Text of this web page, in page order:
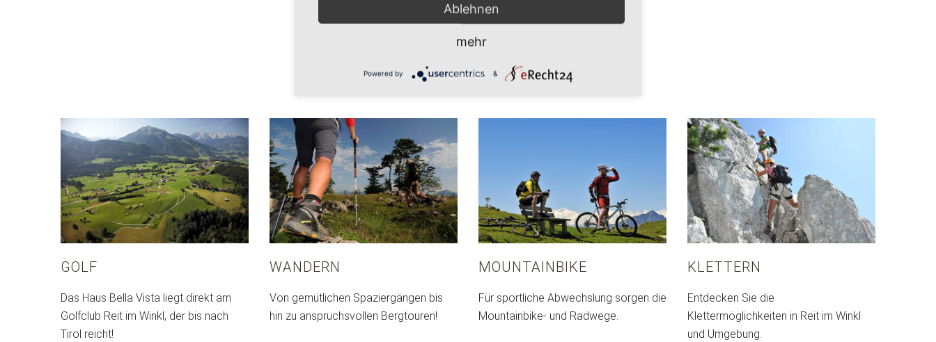
Weitere Sportarten
GOLF
Das Haus Bella Vista liegt direkt am
Golfclub Reit im Winkl, der bis nach
Tirol reicht!
WANDERN
Von gemütlichen Spaziergängen bis
hin zu anspruchsvollen Bergtouren!
MOUNTAINBIKE
Für sportliche Abwechslung sorgen die
Mountainbike- und Radwege.
KLETTERN
Entdecken Sie die
Klettermöglichkeiten in Reit im Winkl
und Umgebung.
Ablehnen
mehr
Powered by &